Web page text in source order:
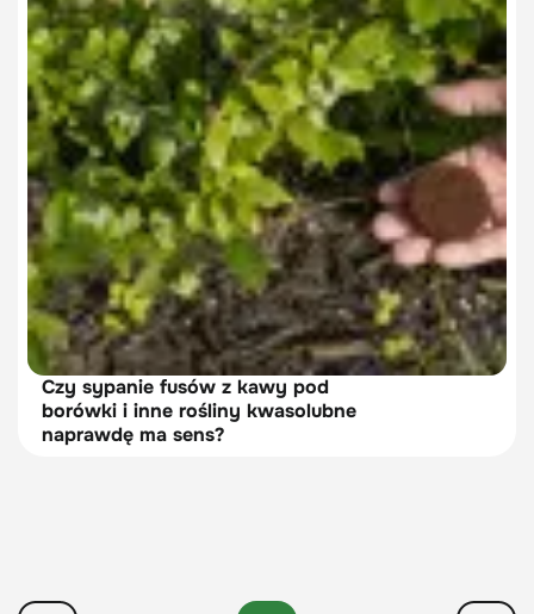
Czy sypanie fusów z kawy pod
borówki i inne rośliny kwasolubne
naprawdę ma sens?